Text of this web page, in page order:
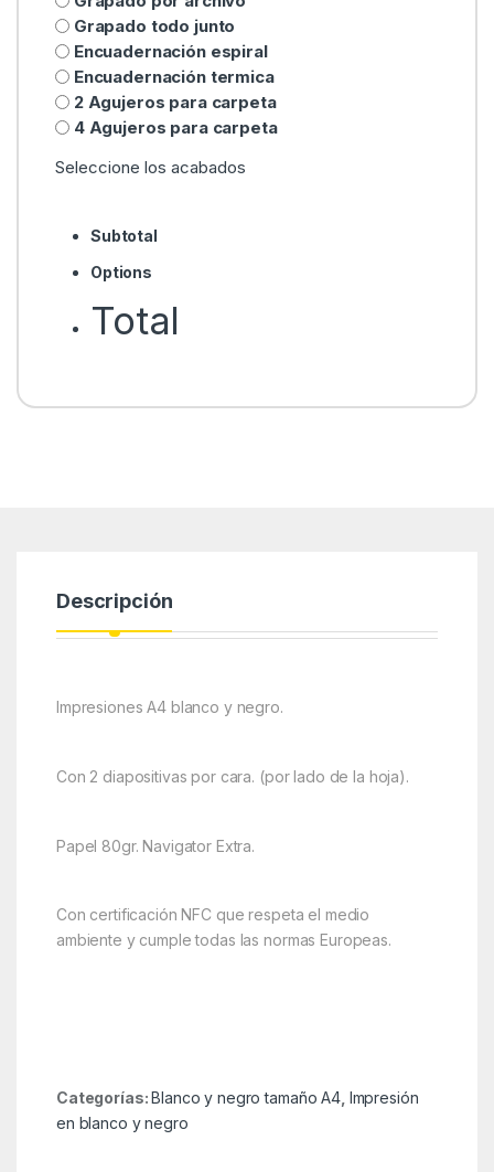
Grapado todo junto
Encuadernación espiral
Encuadernación termica
2 Agujeros para carpeta
4 Agujeros para carpeta
Seleccione los acabados
Subtotal
Options
Total
Descripción
Impresiones A4 blanco y negro.
Con 2 diapositivas por cara. (por lado de la hoja).
Papel 80gr. Navigator Extra.
Con certificación NFC que respeta el medio
ambiente y cumple todas las normas Europeas.
Categorías: Blanco y negro tamaño A4, Impresión
en blanco y negro